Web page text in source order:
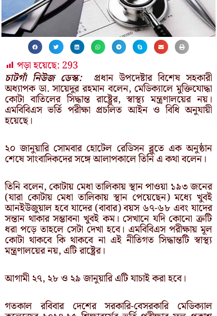
পড়া হয়েছে: 293
চাটগাঁ নিউজ ডেস্ক:
প্রধান উপদেষ্টার বিশেষ সহকারী
অধ্যাপক ডা. সায়েদুর রহমান বলেন, মেডিক্যালে মুক্তিযোদ্ধা
কোটা বাতিলের সিদ্ধান্ত রাষ্ট্রের, স্বাস্থ্য মন্ত্রণালয়ের নয়।
এমবিবিএস ভর্তি পরীক্ষা প্রচলিত আইন ও বিধি অনুযায়ী
হয়েছে।
২০ জানুয়ারি সোমবার হোটেল রেডিসন ব্লুতে এক অনুষ্ঠান
শেষে সাংবাদিকদের সঙ্গে আলাপকালে তিনি এ কথা বলেন।
তিনি বলেন, কোটায় মেধা তালিকায় স্থান পাওয়া ১৯৩ জনের
(যারা কোটায় মেধা তালিকায় স্থান পেয়েছেন) মধ্যে খুবই
আনইউজুয়াল হবে যাদের (বাবার) বয়স ৬৭-৬৮ এবং যাদের
সন্তান থাকার সম্ভাবনা খুবই কম। সেখানে যদি কোনো ত্রুটি
ধরা পড়ে তাহলে সেটা দেখা হবে। এমবিবিএস পরীক্ষায় মূল
কোটা থাকবে কি থাকবে না এই নীতিগত সিদ্ধান্তটি স্বাস্থ্য
মন্ত্রণালয়ের নয়, এটি রাষ্ট্রের।
আগামী ২৭, ২৮ ও ২৯ জানুয়ারি এটি যাচাই করা হবে।
গতকাল রবিবার দেশের সরকারি-বেসরকারি মেডিক্যাল